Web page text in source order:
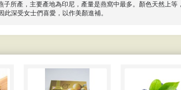
所產，主要產地為印尼，產量是燕窩中最多。顏色天然上
深受女士們喜愛，以作美顏進補。